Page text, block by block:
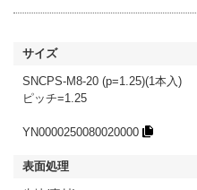
SNCPS-M8-20 (p=1.25)(1本入)
ピッチ=1.25
YN0000250080020000